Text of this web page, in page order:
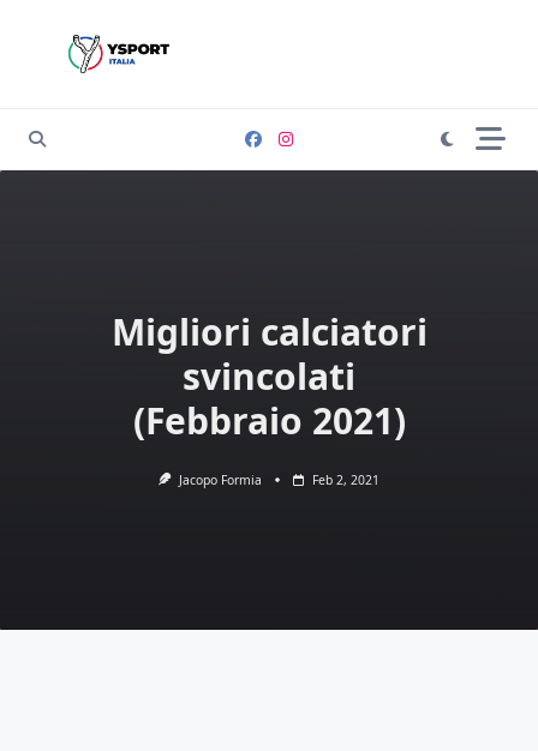
Migliori calciatori
svincolati
(Febbraio 2021)
Jacopo Formia Feb 2, 2021